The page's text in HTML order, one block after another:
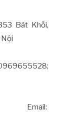
Bát Khối,